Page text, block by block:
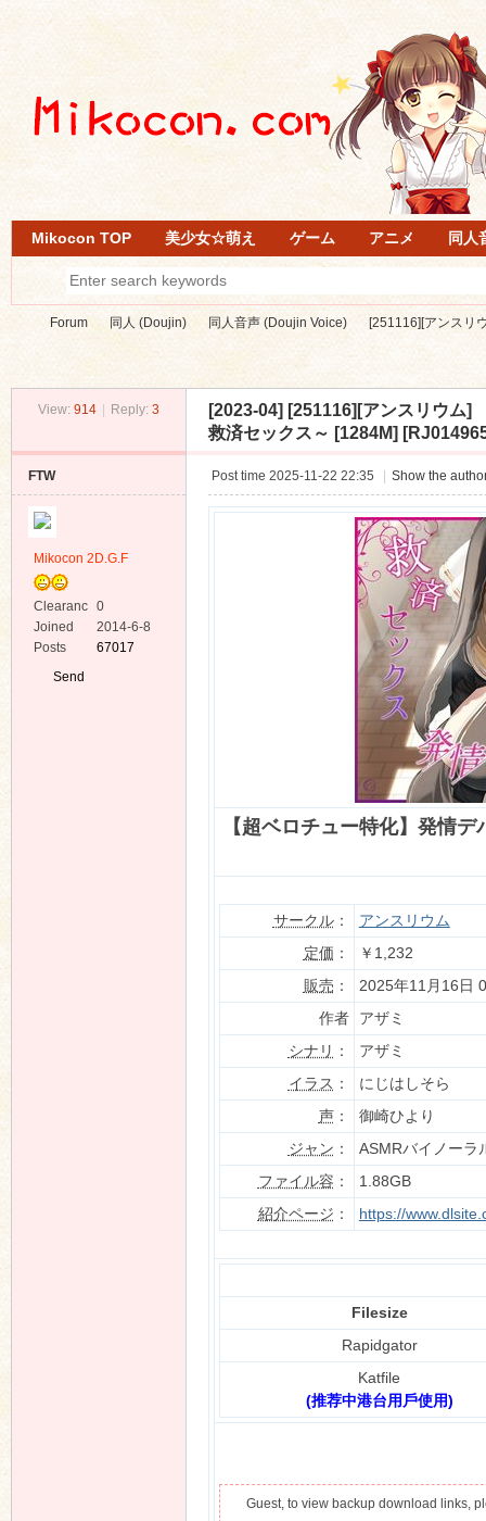
Mikocon TOP 美少女☆萌え ゲーム アニメ 同人
Forum
›
同人 (Doujin) 同人音声 (Doujin Voice)
›
[251116][アンスリ
View: 914 Reply: 3 [2023-04] [251116][アンスリウム]
救済セックス～ [1284M]
FTW
Mikocon 2D.G.F
Clearanc
e
0
Joined
2014-6-8
Posts
67017
Send
Post time 2025-11-22 22:35 Show the
【超ベロチュー特化】発情
サークル：
アンスリウム
定価 ：
￥1,232
販売 ：
2025年11月16日
作者
アザミ
シナリ ：
アザミ
イラス ：
にじはしそら
声：
御崎ひより
ジャン ：
ASMRバイノーラ
ファイル容 ：
1.88GB
紹介ページ ： https://
Filesize
Rapidgator
Katfile
(推荐中港台用戶使用)
Guest, to view backup download links,